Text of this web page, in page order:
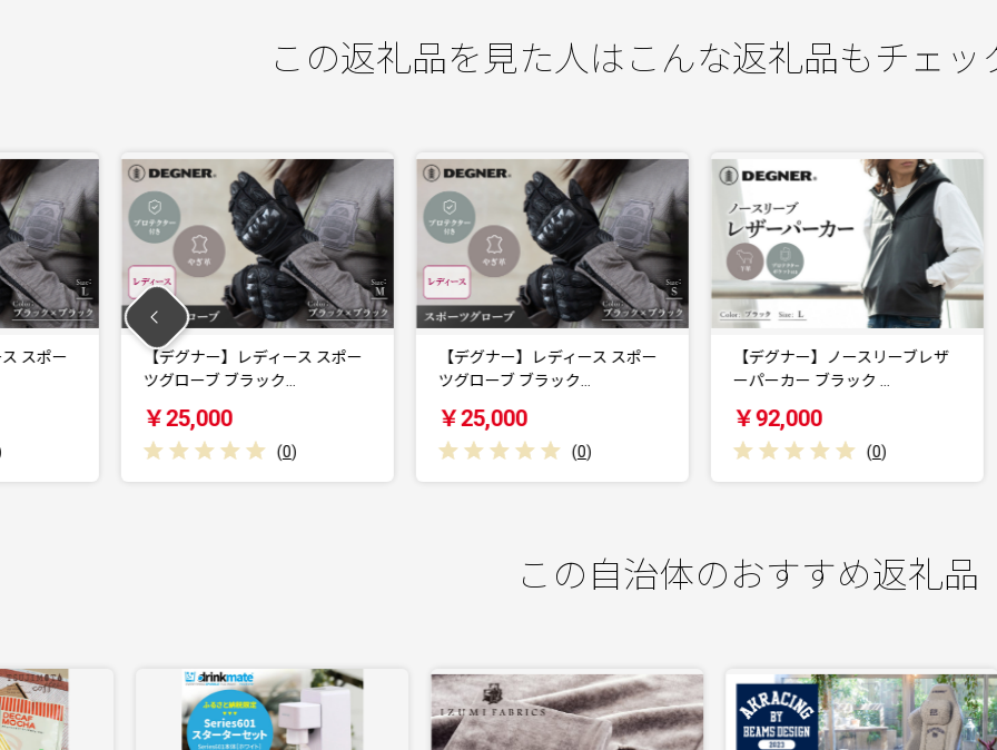
この返礼品を見た人はこんな返礼品もチェッ
ィース スポー
【デグナー】レディース スポー
ツグローブ ブラック…
￥25,000
【デグナー】ノースリーブレザ
ーパーカー ブラック …
￥92,000
【デグナー】ノースリーブレザ
ーパーカー ブラック …
￥92,000
この自治体のおすすめ返礼品